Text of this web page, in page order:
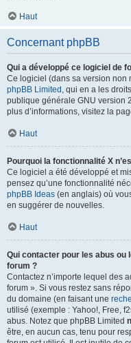
Haut
Concernant phpBB
Qui a développé ce logiciel de
Ce logiciel (dans sa version non
phpBB Limited , qui en a les
publique générale GNU version
plus d’informations, visitez la
Haut
Pourquoi la fonctionnalité X
Ce logiciel a été développé et
pensez qu’une fonctionnalité
phpBB Ideas (en anglais) où
en suggérer de nouvelles.
Haut
Qui contacter pour les abus
forum ?
Contactez n’importe lequel des
forum ». Si vous restez sans
du domaine (en faisant une
utilisé (exemple : Yahoo!, Free,
abus. Notez que phpBB Limited
être, en aucun cas, tenu pour